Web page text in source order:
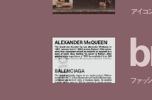
アイコ
b
ファッ